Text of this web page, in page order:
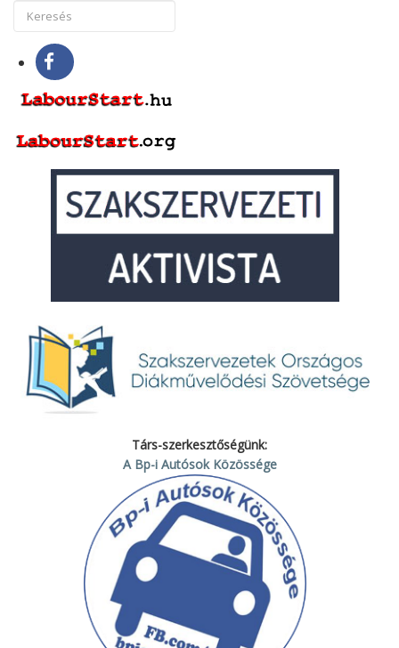
Társ-szerkesztőségünk:
A Bp-i Autósok Közössége